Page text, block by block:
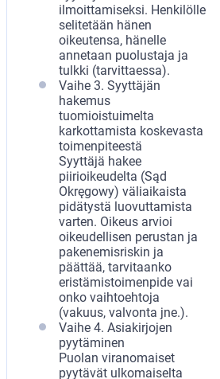
ilmoittamiseksi. Henkilölle
selitetään hänen
oikeutensa, hänelle
annetaan puolustaja ja
tulkki (tarvittaessa).
Vaihe 3. Syyttäjän
hakemus
tuomioistuimelta
karkottamista koskevasta
toimenpiteestä
Syyttäjä hakee
piirioikeudelta (Sąd
Okręgowy) väliaikaista
pidätystä luovuttamista
varten. Oikeus arvioi
oikeudellisen perustan ja
pakenemisriskin ja
päättää, tarvitaanko
eristämistoimenpide vai
onko vaihtoehtoja
(vakuus, valvonta jne.).
Vaihe 4. Asiakirjojen
pyytäminen
Puolan viranomaiset
pyytävät ulkomaiselta